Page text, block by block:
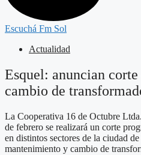
Escuchá Fm Sol
Actualidad
Esquel: anuncian
cambio de
La Cooperativa 16 de Octubre
de febrero se realizará un corte
en distintos sectores de la ciudad
mantenimiento y cambio de